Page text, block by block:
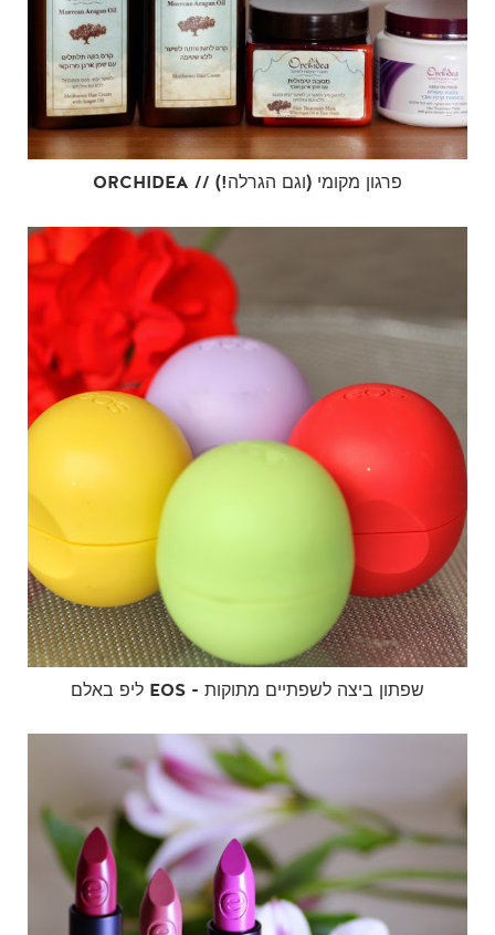
ORCHIDEA // פרגון מקומי (וגם הגרלה!)
ליפ באלם EOS - שפתון ביצה לשפתיים מתוקות